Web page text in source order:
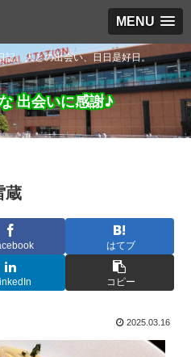
MENU
記。人との出会い、日日是好日。
出会いに感謝♪
蔵
はてブ
コピー
2025.03.16